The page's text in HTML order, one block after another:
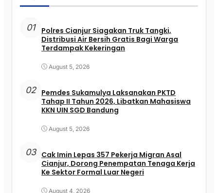
01
Polres Cianjur Siagakan Truk Tangki,
Distribusi Air Bersih Gratis Bagi Warga
Terdampak Kekeringan
August 5, 2026
02 Pemdes Sukamulya Laksanakan PKTD
Tahap II Tahun 2026, Libatkan Mahasiswa
KKN UIN SGD Bandung
August 5, 2026
03 Cak Imin Lepas 357 Pekerja Migran Asal
Cianjur, Dorong Penempatan Tenaga Kerja
Ke Sektor Formal Luar Negeri
August 4, 2026